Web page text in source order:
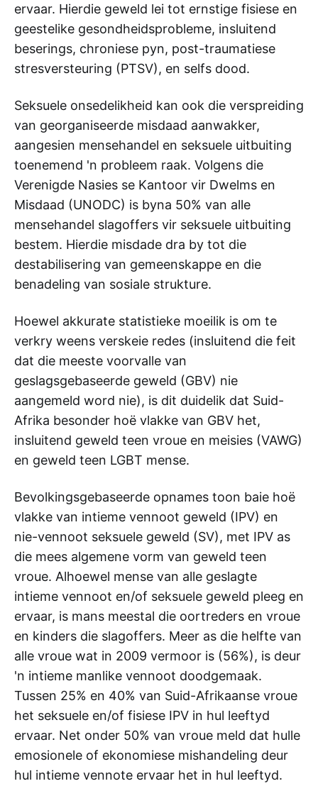
ervaar. Hierdie geweld lei tot ernstige fisiese en
geestelike gesondheidsprobleme, insluitend
beserings, chroniese pyn, post-traumatiese
stresversteuring (PTSV), en selfs dood.
Seksuele onsedelikheid kan ook die verspreiding
van georganiseerde misdaad aanwakker,
aangesien mensehandel en seksuele uitbuiting
toenemend 'n probleem raak. Volgens die
Verenigde Nasies se Kantoor vir Dwelms en
Misdaad (UNODC) is byna 50% van alle
mensehandel slagoffers vir seksuele uitbuiting
bestem. Hierdie misdade dra by tot die
destabilisering van gemeenskappe en die
benadeling van sosiale strukture.
Hoewel akkurate statistieke moeilik is om te
verkry weens verskeie redes (insluitend die feit
dat die meeste voorvalle van
geslagsgebaseerde geweld (GBV) nie
aangemeld word nie), is dit duidelik dat Suid-
Afrika besonder hoë vlakke van GBV het,
insluitend geweld teen vroue en meisies (VAWG)
en geweld teen LGBT mense.
Bevolkingsgebaseerde opnames toon baie hoë
vlakke van intieme vennoot geweld (IPV) en
nie-vennoot seksuele geweld (SV), met IPV as
die mees algemene vorm van geweld teen
vroue. Alhoewel mense van alle geslagte
intieme vennoot en/of seksuele geweld pleeg en
ervaar, is mans meestal die oortreders en vroue
en kinders die slagoffers. Meer as die helfte van
alle vroue wat in 2009 vermoor is (56%), is deur
'n intieme manlike vennoot doodgemaak.
Tussen 25% en 40% van Suid-Afrikaanse vroue
het seksuele en/of fisiese IPV in hul leeftyd
ervaar. Net onder 50% van vroue meld dat hulle
emosionele of ekonomiese mishandeling deur
hul intieme vennote ervaar het in hul leeftyd.